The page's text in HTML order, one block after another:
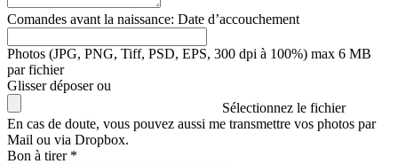
Comandes avant la naissance: Date d’accouchement
Photos (JPG, PNG, Tiff, PSD, EPS, 300 dpi à 100%) max 6 MB
par fichier
Glisser déposer ou
Sélectionnez le fichier
En cas de doute, vous pouvez aussi me transmettre vos photos par
Mail ou via Dropbox.
Bon à tirer *